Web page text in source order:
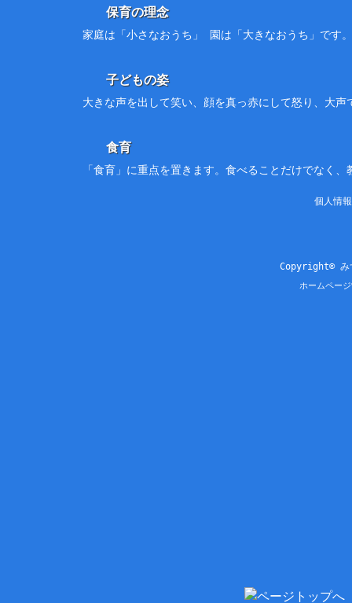
保育の理念
家庭は「小さなおうち」 園は「大きなおうち」です
子どもの姿
大きな声を出して笑い、顔を真っ赤にして怒り、大
食育
「食育」に重点を置きます。食べることだけでなく
個人情
Copyright© み
ホームペー